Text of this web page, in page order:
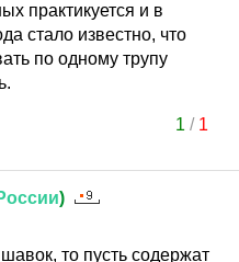
практикуется и в
стало известно, что
по одному трупу
1 / 1
)
то пусть содержат